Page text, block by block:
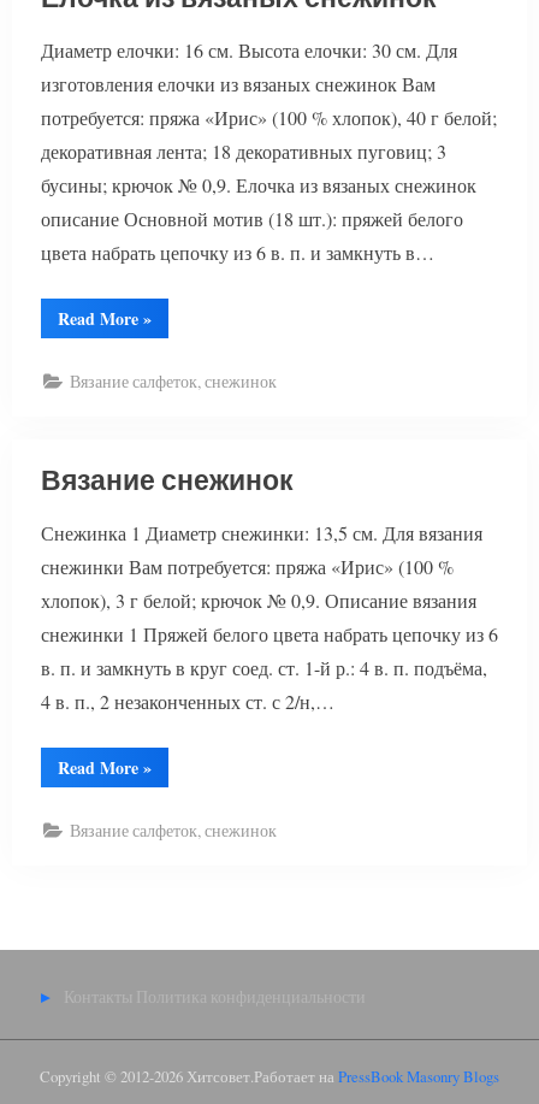
Диаметр елочки: 16 см. Высота елочки: 30 см. Для
изготовления елочки из вязаных снежинок Вам
потребуется: пряжа «Ирис» (100 % хлопок), 40 г белой;
декоративная лента; 18 декоративных пуговиц; 3
бусины; крючок № 0,9. Елочка из вязаных снежинок
описание Основной мотив (18 шт.): пряжей белого
цвета набрать цепочку из 6 в. п. и замкнуть в…
Read More“Елочка
из
»
Вязание салфеток, снежинок
Вязание снежинок
Снежинка 1 Диаметр снежинки: 13,5 см. Для вязания
снежинки Вам потребуется: пряжа «Ирис» (100 %
хлопок), 3 г белой; крючок № 0,9. Описание вязания
снежинки 1 Пряжей белого цвета набрать цепочку из 6
в. п. и замкнуть в круг соед. ст. 1-й р.: 4 в. п. подъёма,
4 в. п., 2 незаконченных ст. с 2/н,…
Read More“Вязание
снежинок”
»
Вязание салфеток, снежинок
Контакты Политика конфиденциальности
Copyright © 2012-2026 Хитсовет.Работает на PressBook Masonry Blogs